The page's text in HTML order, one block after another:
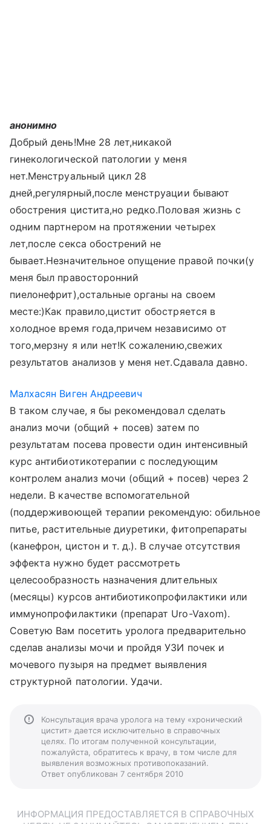
анонимно
Добрый день!Мне 28 лет,никакой
гинекологической патологии у меня
нет.Менструальный цикл 28
дней,регулярный,после менструации бывают
обострения цистита,но редко.Половая жизнь с
одним партнером на протяжении четырех
лет,после секса обострений не
бывает.Незначительное опущение правой почки(у
меня был правосторонний
пиелонефрит),остальные органы на своем
месте:)Как правило,цистит обостряется в
холодное время года,причем независимо от
того,мерзну я или нет!К сожалению,свежих
результатов анализов у меня нет.Сдавала давно.
Малхасян Виген Андреевич
В таком случае, я бы рекомендовал сделать
анализ мочи (общий + посев) затем по
результатам посева провести один интенсивный
курс антибиотикотерапии с последующим
контролем анализ мочи (общий + посев) через 2
недели. В качестве вспомогательной
(поддерживоющей терапии рекомендую: обильное
питье, растительные диуретики, фитопрепараты
(канефрон, цистон и т. д.). В случае отсутствия
эффекта нужно будет рассмотреть
целесообразность назначения длительных
(месяцы) курсов антибиотикопрофилактики или
иммунопрофилактики (препарат Uro-Vaxom).
Советую Вам посетить уролога предварительно
сделав анализы мочи и пройдя УЗИ почек и
мочевого пузыря на предмет выявления
структурной патологии. Удачи.
Консультация врача уролога на тему «хронический
цистит» дается исключительно в справочных
целях. По итогам полученной консультации,
пожалуйста, обратитесь к врачу, в том числе для
выявления возможных противопоказаний.
Ответ опубликован 7 сентября 2010
ИНФОРМАЦИЯ ПРЕДОСТАВЛЯЕТСЯ В СПРАВОЧНЫХ